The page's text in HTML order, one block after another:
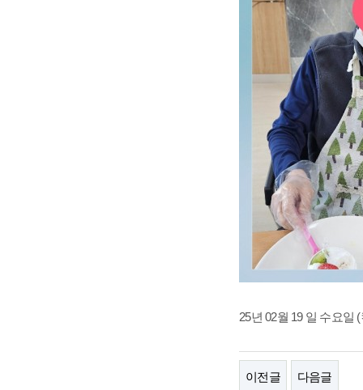
25년 02월 19 일 수요일
이전글 다음글